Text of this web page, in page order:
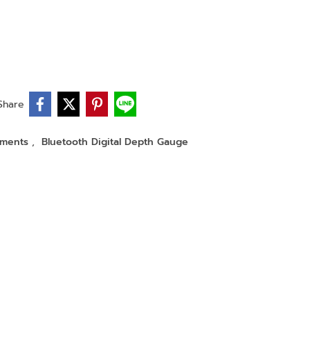
, Bluetooth Digital Depth Gauge